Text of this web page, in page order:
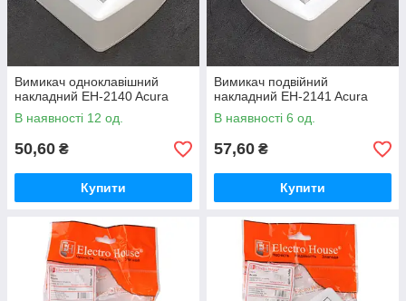
Вимикач одноклавішний
накладний EH-2140 Acura
В наявності 12 од.
50,60 ₴
Купити
Вимикач подвійний
накладний EH-2141 Acura
В наявності 6 од.
57,60 ₴
Купити